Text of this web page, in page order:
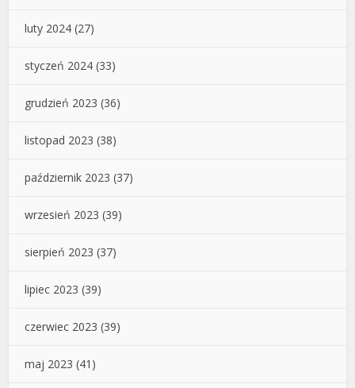
luty 2024 (27)
styczeń 2024 (33)
grudzień 2023 (36)
listopad 2023 (38)
październik 2023 (37)
wrzesień 2023 (39)
sierpień 2023 (37)
lipiec 2023 (39)
czerwiec 2023 (39)
maj 2023 (41)